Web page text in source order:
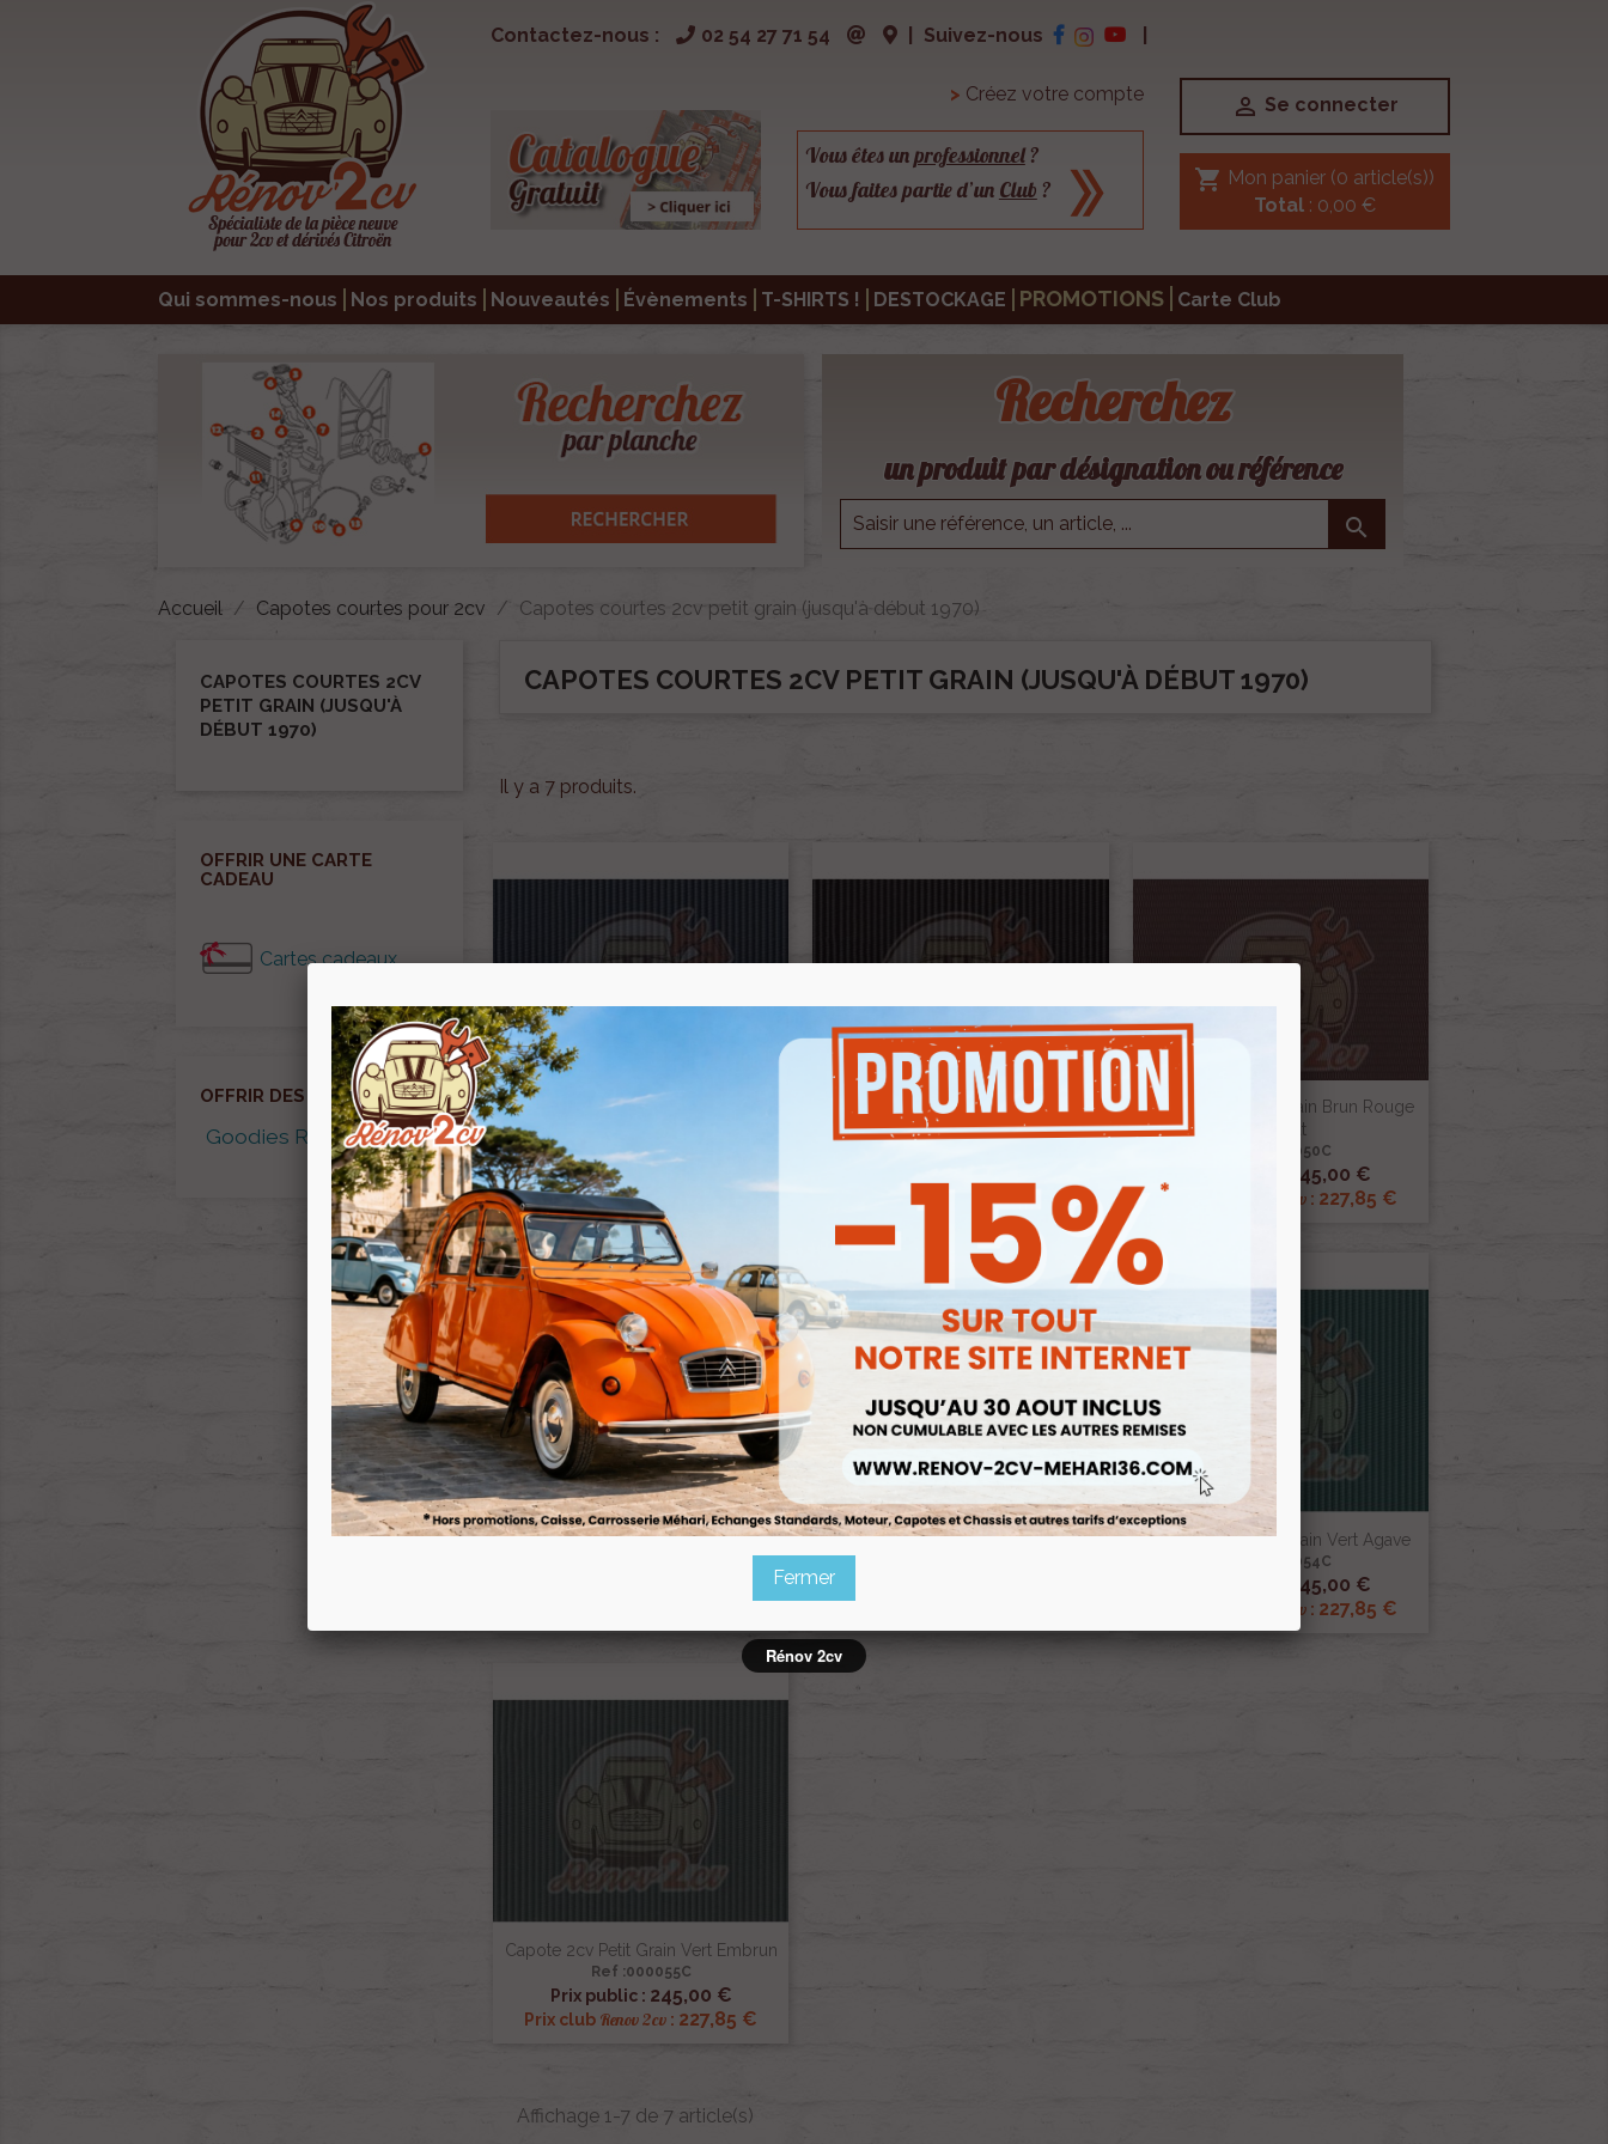
Contactez-nous : 02 54 27 71 54 Suivez-nous
> Créez votre compte
Vous êtes unprofessionnel?
Vous faites partie d’un Club ?
 Se connecter
shopping_cart Mon panier (0 article(s))
Total: 0,00 €
Qui sommes-nous Nos produits Nouveautés Évènements T-SHIRTS ! DESTOCKAGE PROMOTIONS Carte Club
Recherchez
un produit par désignation ou référence

Accueil Capotes courtes pour 2cv Capotes courtes 2cv petit grain (jusqu'à début 1970)
CAPOTES COURTES 2CV
PETIT GRAIN (JUSQU'À
DÉBUT 1970)
OFFRIR UNE CARTE
CADEAU
Cartes cadeaux
OFFRIR DES GOODIES
Goodies RENOV 2CV
CAPOTES COURTES 2CV PETIT GRAIN (JUSQU'À DÉBUT 1970)
Il y a 7 produits.
Capote 2cv Petit Grain Bleu Glacier
Ref :000049C
Prix public :
Prix clubRenov 2cv 227,85 €
Aperçu rapide
Capote 2cv Petit Grain Noire (gris
Anthracite)
:227,85 €
Capote 2cv Petit Grain Brun Rouge
Grenat
Ref :000050C
245,00 €
Renov 2cv: 227,85 €
Aperçu rapide
Capote 2cv Petit Grain Gris Cormoran
Gris Moyen
227,85 €
Capote 2cv Petit Grain Rouille Rouge
Cinabre
Capote 2cv Petit Grain Vert Agave
Ref :000054C
245,00 €
Renov 2cv: 227,85 €
Aperçu rapide
Capote 2cv Petit Grain Vert Embrun
Ref :000055C
Prix public : 245,00 €
Prix club Renov 2cv : 227,85 €
 Aperçu rapide
Affichage 1-7 de 7 article(s)
Fermer
Rénov 2cv